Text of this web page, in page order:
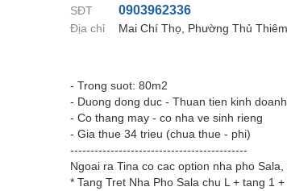
SĐT
0903962336
Địa chỉ Mai Chí Thọ, Phường Thủ
- Trong suot: 80m2
- Duong dong duc - Thuan tien kinh doanh.
- Co thang may - co nha ve sinh rieng
- Gia thue 34 trieu (chua thue - phi)
--------------------------------------------
Ngoai ra Tina co cac option nha pho Sala,
* Tang Tret Nha Pho Sala chu L + tang 1